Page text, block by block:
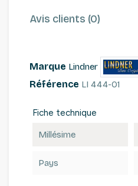
Avis clients (0)
Marque Lindner
Référence LI 444-01
Fiche technique
Millésime
Pays